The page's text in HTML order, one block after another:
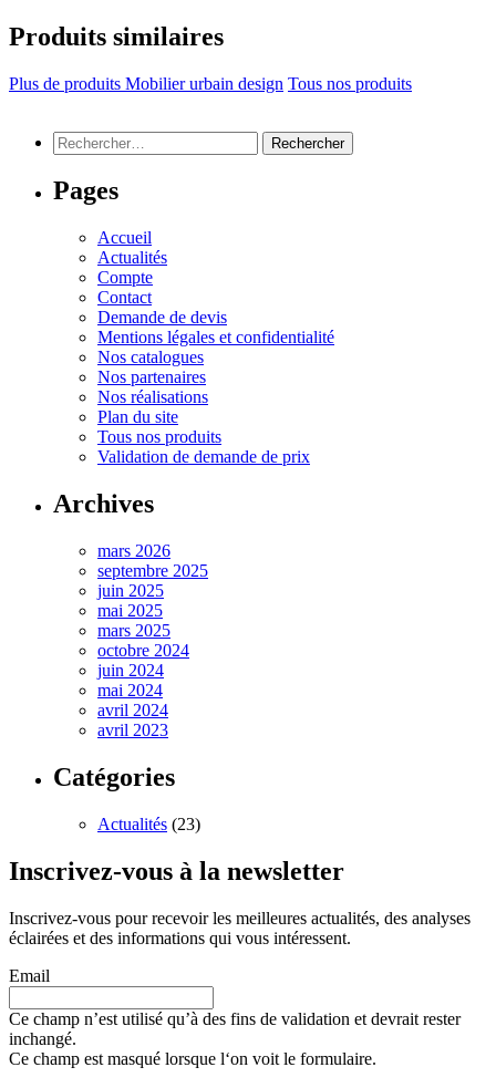
Produits similaires
Plus de produits Mobilier urbain design Tous nos produits
Rechercher :
Pages
Accueil
Actualités
Compte
Contact
Demande de devis
Mentions légales et confidentialité
Nos catalogues
Nos partenaires
Nos réalisations
Plan du site
Tous nos produits
Validation de demande de prix
Archives
mars 2026
septembre 2025
juin 2025
mai 2025
mars 2025
octobre 2024
juin 2024
mai 2024
avril 2024
avril 2023
Catégories
Actualités (23)
Inscrivez-vous à la newsletter
Inscrivez-vous pour recevoir les meilleures actualités, des analyses
éclairées et des informations qui vous intéressent.
Email
Ce champ n’est utilisé qu’à des fins de validation et devrait rester
inchangé.
Ce champ est masqué lorsque l‘on voit le formulaire.